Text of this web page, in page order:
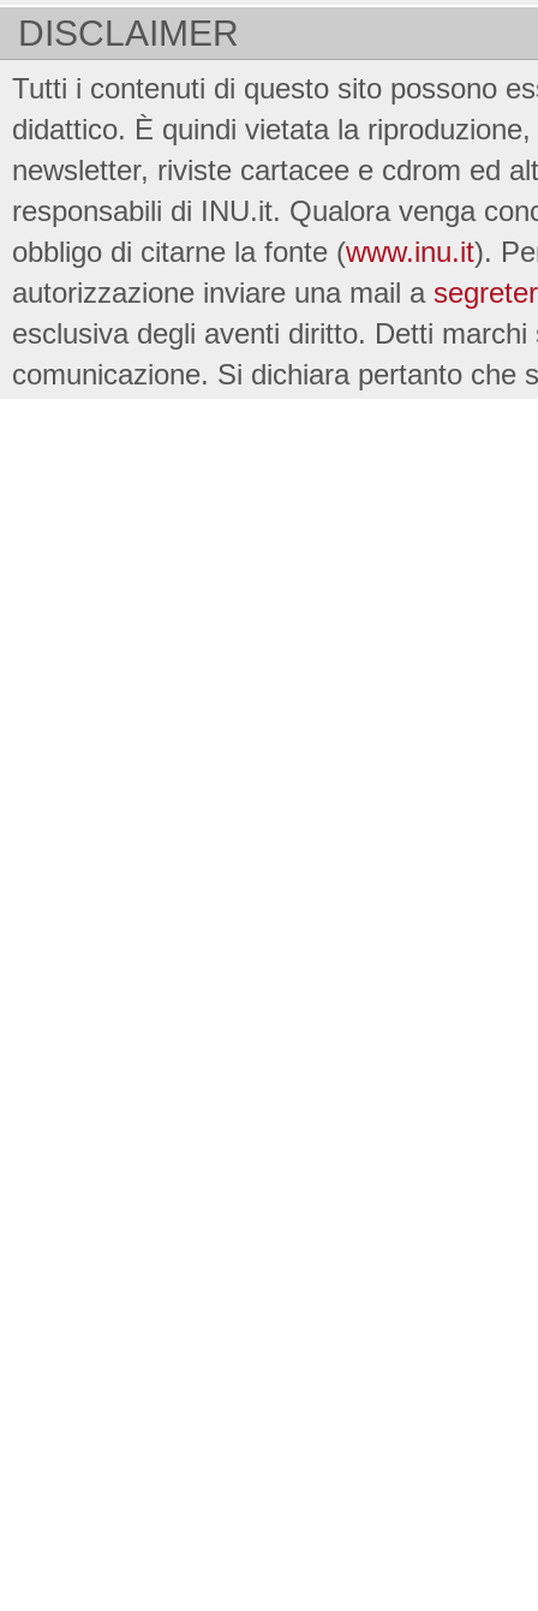
DISCLAIMER
Tutti i contenuti di questo sito possono
didattico. È quindi vietata la
newsletter, riviste cartacee e cdrom ed
responsabili di INU.it. Qualora venga
obbligo di citarne la fonte (www.inu.it).
autorizzazione inviare una mail a
esclusiva degli aventi diritto. Detti
comunicazione. Si dichiara pertanto che